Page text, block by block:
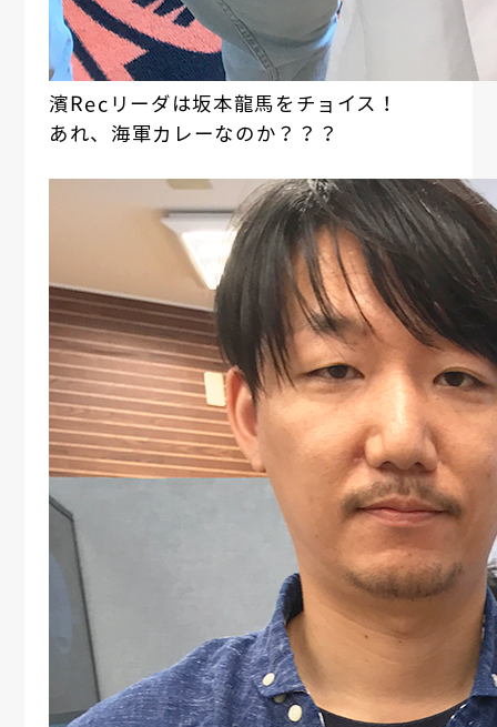
濱Recリーダは坂本龍馬をチョイス！
あれ、海軍カレーなのか？？？